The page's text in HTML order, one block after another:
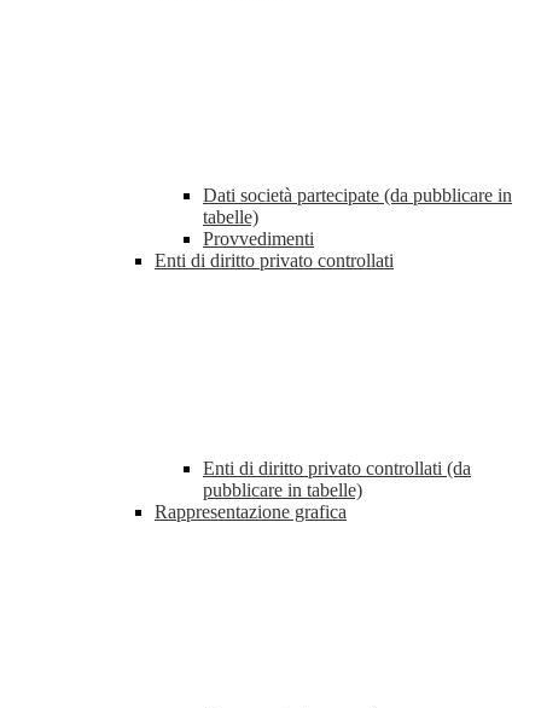
Dati società partecipate (da pubblicare in
tabelle)
Provvedimenti
Enti di diritto privato controllati
Enti di diritto privato controllati (da
pubblicare in tabelle)
Rappresentazione grafica